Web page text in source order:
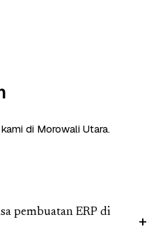
di Morowali Utara.
pembuatan ERP di